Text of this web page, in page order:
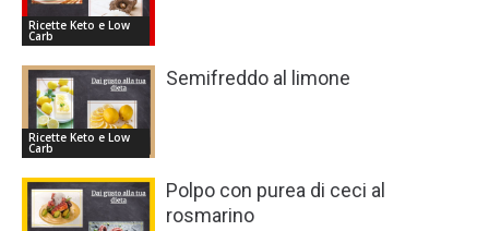
Ricette Keto e Low
Carb
Ricette Keto e Low
Carb
Semifreddo al limone
Polpo con purea di ceci al
rosmarino